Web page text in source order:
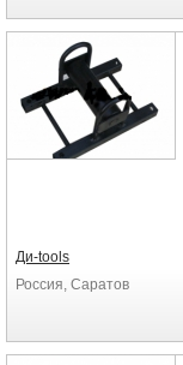
Ди-tools
Россия, Саратов